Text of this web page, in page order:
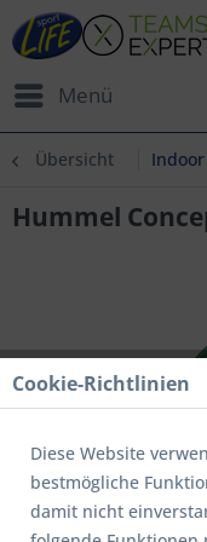
Menü
Übersicht Indoor
Hummel
Cookie-Richtlinien
Diese Website
bestmögliche
damit nicht